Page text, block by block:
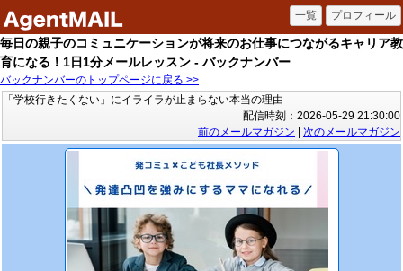
毎日の親子のコミュニケーションが将来のお仕事につながるキャリア教
育になる！1日1分メールレッスン - バックナンバー
バックナンバーのトップページに戻る >>
「学校行きたくない」にイライラが止まらない本当の理由
配信時刻：2026-05-29 21:30:00
前のメールマガジン
次のメールマガジン